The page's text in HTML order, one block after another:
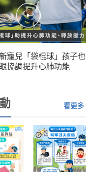
寵兒「袋棍球」孩子也
協調提升心肺功能
看更多